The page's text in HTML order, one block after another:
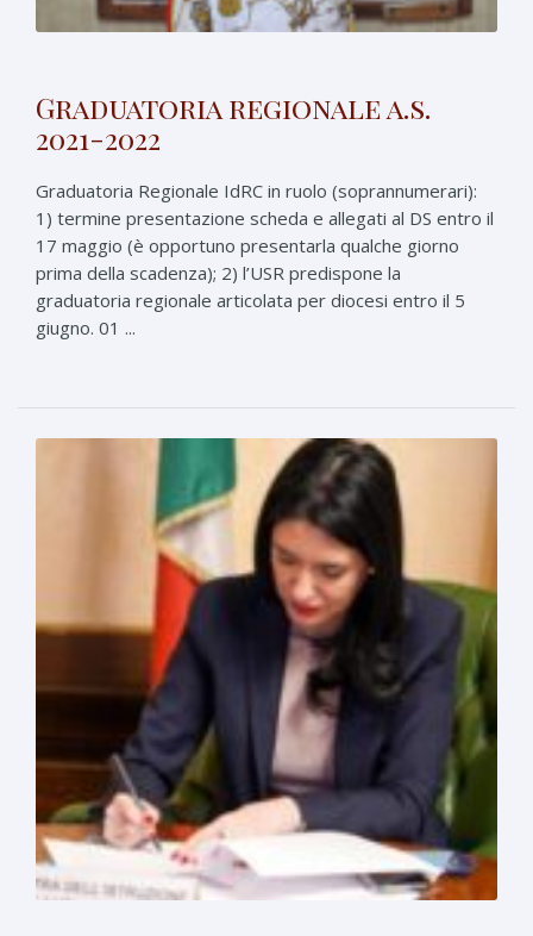
Graduatoria regionale a.s.
2021-2022
Graduatoria Regionale IdRC in ruolo (soprannumerari):
1) termine presentazione scheda e allegati al DS entro il
17 maggio (è opportuno presentarla qualche giorno
prima della scadenza); 2) l’USR predispone la
graduatoria regionale articolata per diocesi entro il 5
giugno. 01 ...